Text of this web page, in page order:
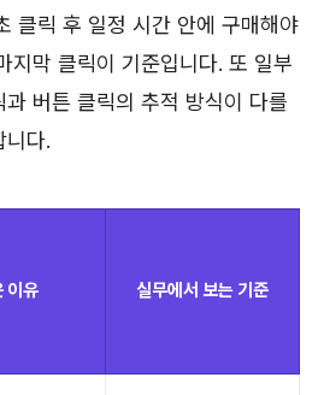
클릭 후 일정 시간 안에 구매해야
지막 클릭이 기준입니다. 또 일부
버튼 클릭의 추적 방식이 다를
니다.
이유 실무에서 보는 기준